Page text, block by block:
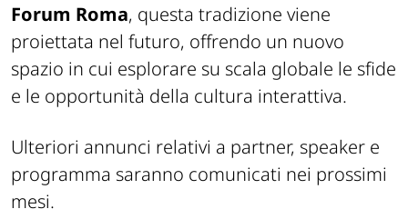
Forum Roma, questa tradizione viene
proiettata nel futuro, offrendo un nuovo
spazio in cui esplorare su scala globale le sfide
e le opportunità della cultura interattiva.
Ulteriori annunci relativi a partner, speaker e
programma saranno comunicati nei prossimi
mesi.